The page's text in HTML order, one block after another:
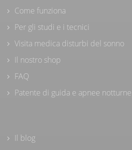
Come funziona
Per gli studi e i tecnici
Visita medica disturbi del sonno
Il nostro shop
FAQ
Patente di guida e apnee notturne
Il blog